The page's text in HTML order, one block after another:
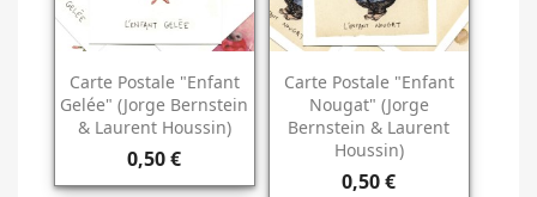
Carte Postale "Enfant
Gelée" (Jorge Bernstein
& Laurent Houssin)
0,50 €
Carte Postale "Enfant
Nougat" (Jorge
Bernstein & Laurent
Houssin)
0,50 €